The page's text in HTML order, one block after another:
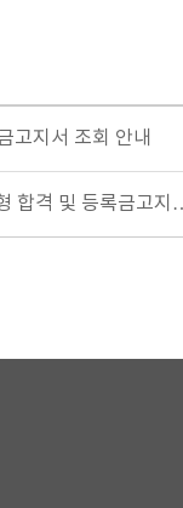
고지서 조회 안내
합격 및 등록금고